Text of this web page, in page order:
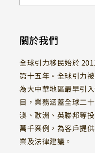
關於我們
全球引力移民始於
第十五年。全球引力
為大中華地區最早引
目，業務涵蓋全球二
澳、歐洲、英聯邦等
萬千案例，為客戶提
業及法律建議。